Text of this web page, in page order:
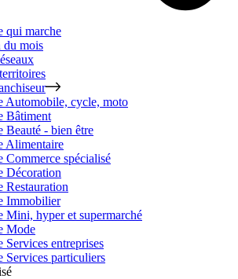
qui marche
du mois
Automobile, cycle, moto
Bâtiment
Beauté - bien être
Alimentaire
Commerce spécialisé
Décoration
Restauration
Immobilier
Mini, hyper et supermarché
Mode
Services entreprises
Services particuliers